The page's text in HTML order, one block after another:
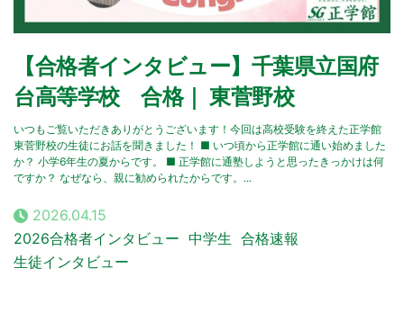
【合格者インタビュー】千葉県立国府
台高等学校 合格｜ 東菅野校
いつもご覧いただきありがとうございます！今回は高校受験を終えた正学館
東菅野校の生徒にお話を聞きました！ ■ いつ頃から正学館に通い始めました
か？ 小学6年生の夏からです。 ■ 正学館に通塾しようと思ったきっかけは何
ですか？ なぜなら、親に勧められたからです。...
2026.04.15
2026合格者インタビュー 中学生 合格速報
生徒インタビュー